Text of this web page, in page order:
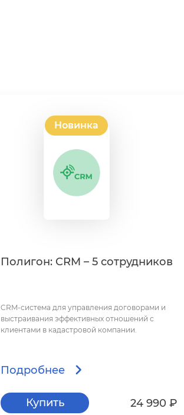
Новинка
Полигон: CRM – 5 сотруднико
CRM-система для управления договорами и
ыстраивания эффективных отношений с
клиентами в кадастровой компании.
Подробнее
Купить 24 990 ₽